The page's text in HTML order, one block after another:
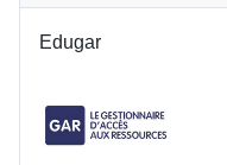
Edugar